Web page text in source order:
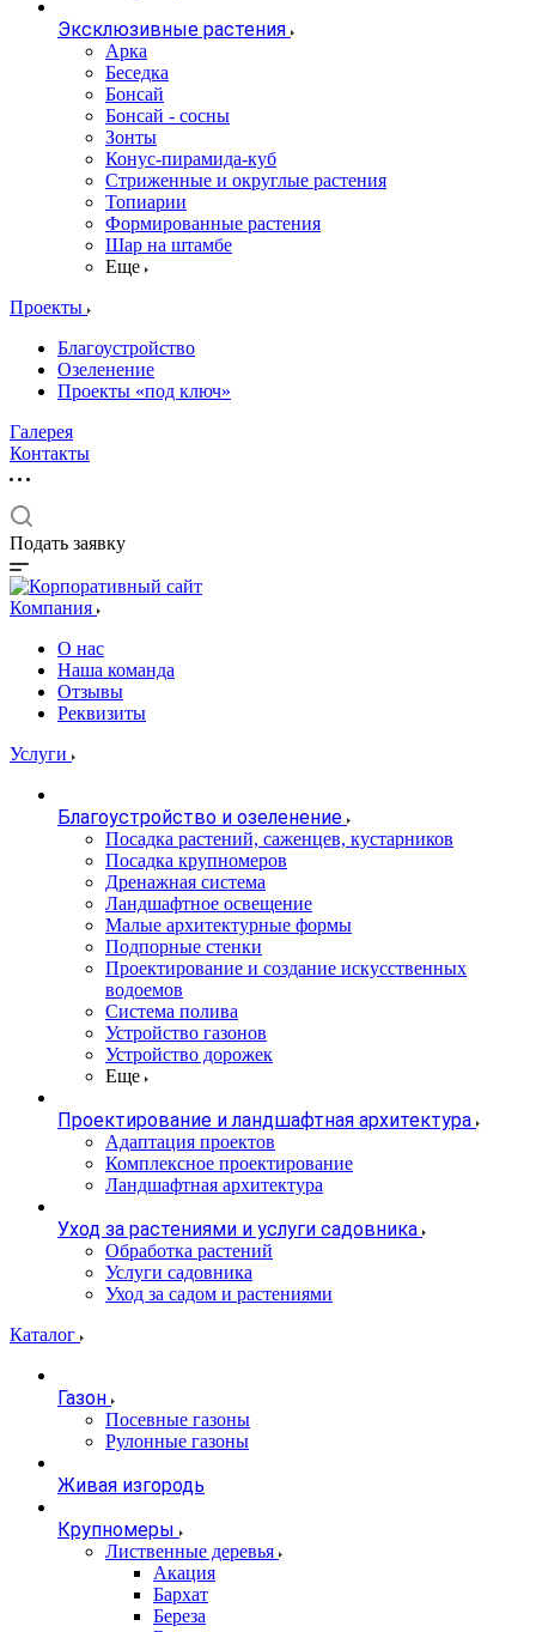
Эксклюзивные растения
Арка
Беседка
Бонсай
Бонсай - сосны
Зонты
Конус-пирамида-куб
Стриженные и округлые растения
Топиарии
Формированные растения
Шар на штамбе
Еще
Проекты
Благоустройство
Озеленение
Проекты «под ключ»
Галерея
Контакты
Подать заявку
Компания
О нас
Наша команда
Отзывы
Реквизиты
Услуги
Благоустройство и озеленение
Посадка растений, саженцев, кустарников
Посадка крупномеров
Дренажная система
Ландшафтное освещение
Малые архитектурные формы
Подпорные стенки
Проектирование и создание искусственных
водоемов
Система полива
Устройство газонов
Устройство дорожек
Еще
Проектирование и ландшафтная архитектура
Адаптация проектов
Комплексное проектирование
Ландшафтная архитектура
Уход за растениями и услуги садовника
Обработка растений
Услуги садовника
Уход за садом и растениями
Каталог
Газон
Посевные газоны
Рулонные газоны
Живая изгородь
Крупномеры
Лиственные деревья
Акация
Бархат
Береза